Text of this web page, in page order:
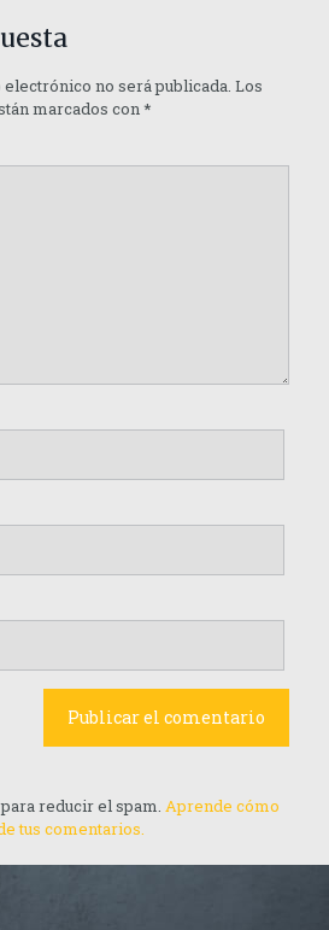
no será publicada. Los
marcados con*
reducir el spam. Aprende cómo
tus comentarios.